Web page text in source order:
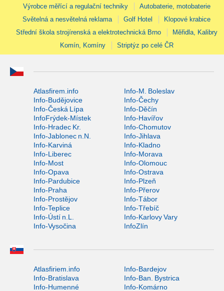
Výrobce měřící a regulační techniky
Autobaterie, motobaterie
Světelná a nesvětelná reklama
Golf Hotel
Klopové krabice
Střední škola strojírenská a elektrotechnická Brno
Měřidla, Kalibry
Komín, Komíny
Striptýz po celé ČR
Atlasfirem.info
Info-M. Boleslav
Info-Budějovice
Info-Čechy
Info-Česká Lípa
Info-Děčín
InfoFrýdek-Místek
Info-Havířov
Info-Hradec Kr.
Info-Chomutov
Info-Jablonec n.N.
Info-Jihlava
Info-Karviná
Info-Kladno
Info-Liberec
Info-Morava
Info-Most
Info-Olomouc
Info-Opava
Info-Ostrava
Info-Pardubice
Info-Plzeň
Info-Praha
Info-Přerov
Info-Prostějov
Info-Tábor
Info-Teplice
Info-Třebíč
Info-Ústí n.L.
Info-Karlovy Vary
Info-Vysočina
InfoZlín
Atlasfiriem.info
Info-Bardejov
Info-Bratislava
Info-Ban. Bystrica
Info-Humenné
Info-Komárno